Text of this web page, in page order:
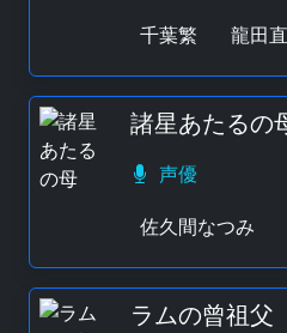
千葉繁
龍田
諸星あたるの
声優
佐久間なつみ
ラムの曾祖父